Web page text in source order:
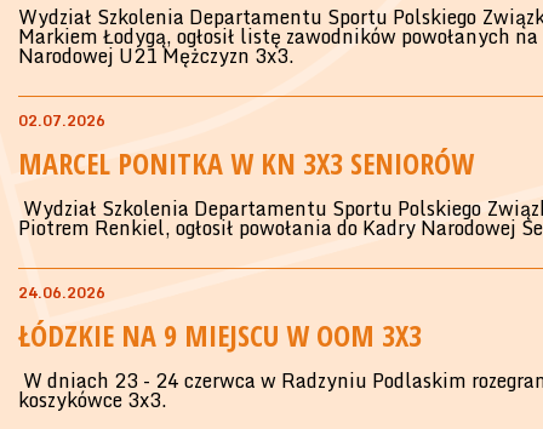
Wydział Szkolenia Departamentu Sportu Polskiego
Markiem Łodygą, ogłosił listę zawodników powołanych
Narodowej U21 Mężczyzn 3x3.
02.07.2026
MARCEL PONITKA W KN 3X3 SENIORÓW
Wydział Szkolenia Departamentu Sportu Polskiego
Piotrem Renkiel, ogłosił powołania do Kadry Narodowej
24.06.2026
ŁÓDZKIE NA 9 MIEJSCU W OOM 3X3
W dniach 23 - 24 czerwca w Radzyniu Podlaskim
koszykówce 3x3.